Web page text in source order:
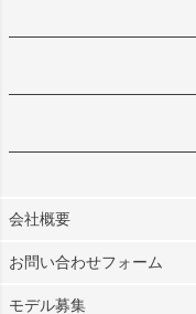
会社概要
お問い合わせフォーム
モデル募集